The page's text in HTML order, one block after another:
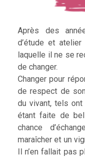
Après des
d’étude et atelier
laquelle il ne se
de changer.
Changer pour
de respect de
du vivant, tels
étant faite de
chance
maraîcher et un
Il n’en fallait pas